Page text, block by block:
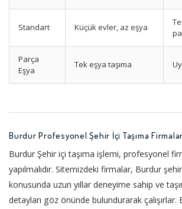
Standart Küçük evler, az eşya
Parça
Eşya
Tek eşya taşıma
Burdur Profesyonel Şehir İçi Taşıma
Burdur Şehir içi taşıma işlemi, profesyonel
yapılmalıdır. Sitemizdeki firmalar, Burdur şehir
konusunda uzun yıllar deneyime sahip ve
detayları göz önünde bulundurarak